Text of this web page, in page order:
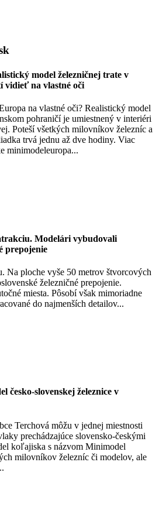
model železničnej trate v
vidieť na vlastné oči
na vlastné oči? Realistický model
pohraničí je umiestnený v interiéri
Poteší všetkých milovníkov železníc a
trvá jednu až dve hodiny. Viac
minimodeleuropa...
Modelári vybudovali
prepojenie
Na ploche vyše 50 metrov štvorcových
železničné prepojenie.
miesta. Pôsobí však mimoriadne
do najmenších detailov...
česko-slovenskej železnice v
Terchová môžu v jednej miestnosti
prechádzajúce slovensko-českými
koľajiska s názvom Minimodel
milovníkov železníc či modelov, ale